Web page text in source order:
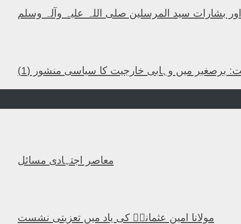
اور بشارات سید المرسلین صلی اللہ علیہ وآلہ وسلم
برصغیر میں وہابی خارجیت کا سیاسی منشور (1)
معاصر اجتہادی مسائل
مولانا امین عثمانیؒ کی یاد میں تعزیتی نشست